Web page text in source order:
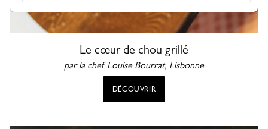
Le cœur de chou grillé
par la chef Louise Bourrat, Lisbonne
DÉCOUVRIR